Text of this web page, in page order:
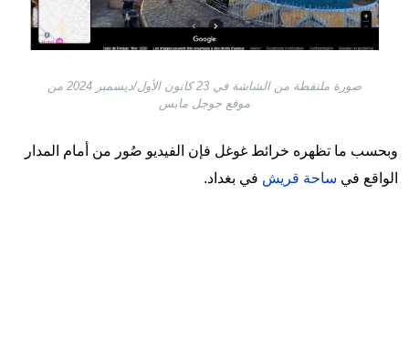
صورة ملتقطة من الشاشة في 23 كانون الأول/ديسمبر 2024 من
موقع جوجل مابس
وبحسب ما تظهره خرائط غوغل فإن الفيديو صُور من أمام المدار
الواقع في ساحة قريش في بغداد.